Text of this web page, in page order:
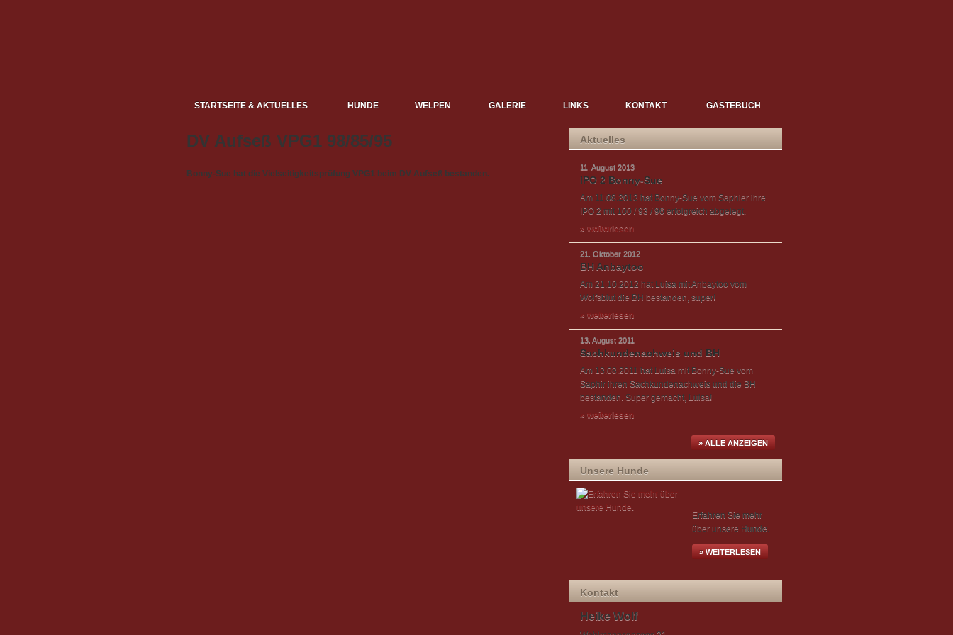
STARTSEITE & AKTUELLES HUNDE WELPEN GALERIE LINKS KONTAKT GÄSTEBUCH
DV Aufseß VPG1 98/85/95
Bonny-Sue hat die Vielseitigkeitsprüfung VPG1 beim DV Aufseß bestanden.
Aktuelles
11. August 2013
IPO 2 Bonny-Sue
Am 11.08.2013 hat Bonny-Sue vom Saphier ihre
IPO 2 mit 100 / 93 / 96 erfolgreich abgelegt.
» weiterlesen
21. Oktober 2012
BH Anbaytoo
Am 21.10.2012 hat Luisa mit Anbaytoo vom
Wolfsblut die BH bestanden, super!
» weiterlesen
13. August 2011
Sachkundenachweis und BH
Am 13.08.2011 hat Luisa mit Bonny-Sue vom
Saphir ihren Sachkundenachweis und die BH
bestanden. Super gemacht, Luisa!
» weiterlesen
» ALLE ANZEIGEN
Unsere Hunde
Erfahren Sie mehr
über unsere Hunde.
» WEITERLESEN
Kontakt
Heike Wolf